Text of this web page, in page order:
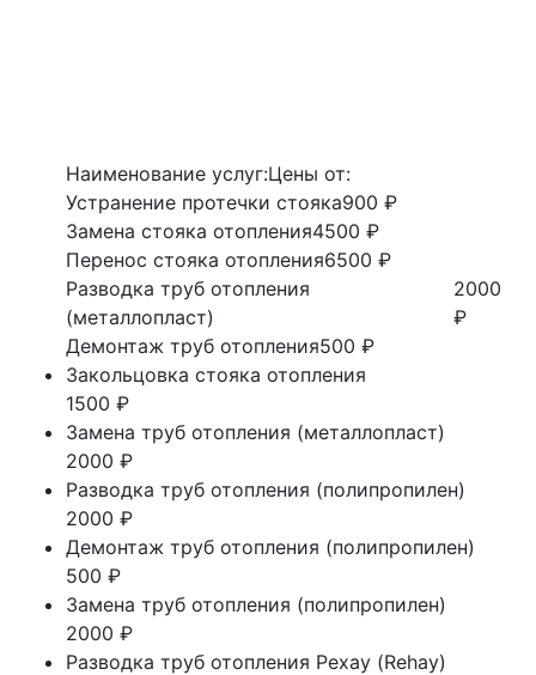
Наименование услуг:Цены от:
Устранение протечки стояка900 ₽
Замена стояка отопления4500 ₽
Перенос стояка отопления6500 ₽
Разводка труб отопления
(металлопласт)
2000
₽
Демонтаж труб отопления500 ₽
Закольцовка стояка отопления
1500 ₽
Замена труб отопления (металлопласт)
2000 ₽
Разводка труб отопления (полипропилен)
2000 ₽
Демонтаж труб отопления (полипропилен)
500 ₽
Замена труб отопления (полипропилен)
2000 ₽
Разводка труб отопления Рехау (Rehay)